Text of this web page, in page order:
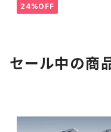
24%OFF
セール中の商